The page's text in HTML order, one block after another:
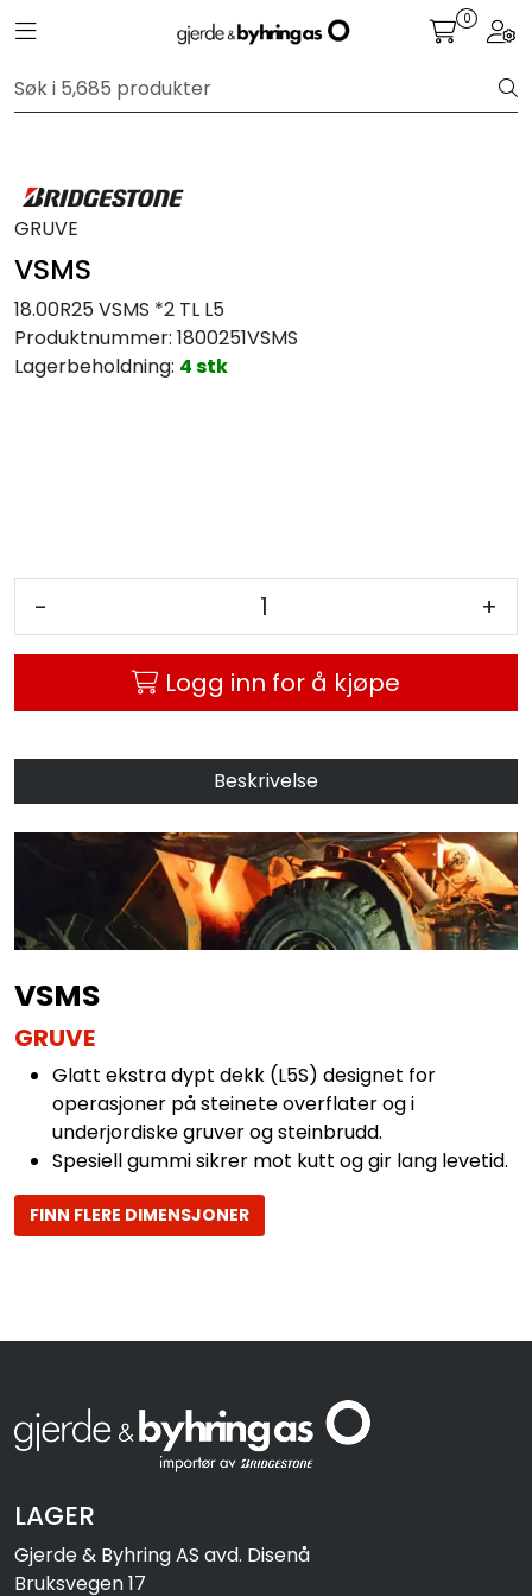
Toggle navigation 0
GRUVE
VSMS
18.00R25 VSMS *2 TL L5
Produktnummer: 1800251VSMS
Lagerbeholdning: 4 stk
- +
Logg inn for å kjøpe
Beskrivelse
VSMS
GRUVE
Glatt ekstra dypt dekk (L5S) designet for
operasjoner på steinete overflater og i
underjordiske gruver og steinbrudd.
Spesiell gummi sikrer mot kutt og gir lang levetid.
FINN FLERE DIMENSJONER
LAGER
Gjerde & Byhring AS avd. Disenå
Bruksvegen 17
Personbil
Felger
Buss